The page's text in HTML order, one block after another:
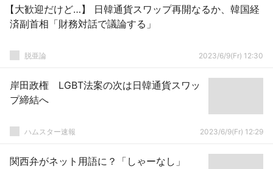
【大歓迎だけど…】 日韓通貨スワップ再開なるか、韓国経
済副首相「財務対話で議論する」
脱亜論 2023/6/9(Fr) 12:30
岸田政権 LGBT法案の次は日韓通貨スワッ
プ締結へ
ハムスター速報 2023/6/9(Fr) 12:29
関西弁がネット用語に？「しゃーなし」